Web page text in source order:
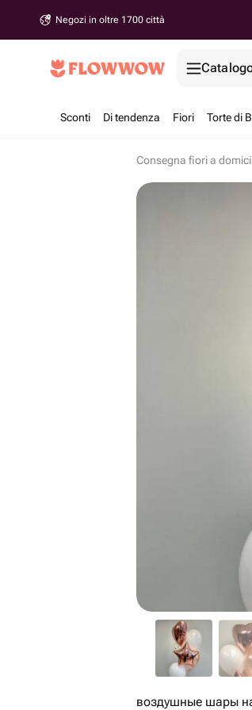
Negozi in oltre 1700 città
Sconti Di tendenza Fiori Torte di
Consegna fiori a
воздушные шары